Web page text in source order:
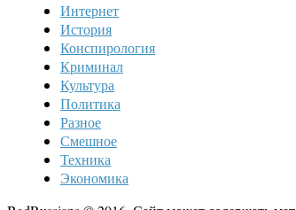
Интернет
История
Конспирология
Криминал
Культура
Политика
Разное
Смешное
Техника
Экономика